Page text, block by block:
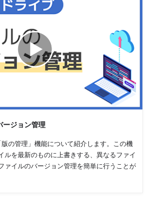
ージョン管理
の管理」機能について紹介します。この機
ルを最新のものに上書きする、異なるファイ
ァイルのバージョン管理を簡単に行うことが